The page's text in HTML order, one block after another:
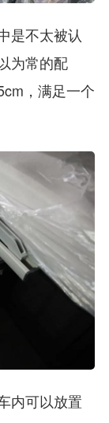
是不太被认
为常的配
，满足一个
内可以放置